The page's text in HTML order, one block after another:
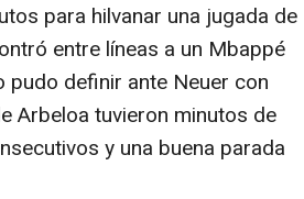
para hilvanar una jugada de
entre líneas a un Mbappé
definir ante Neuer con
Arbeloa tuvieron minutos de
y una buena parada